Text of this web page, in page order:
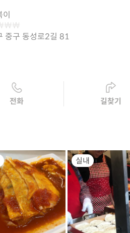
중구 동성로2길 81
전화 길찾기
실내